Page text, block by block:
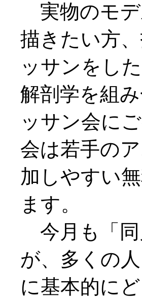
実物のモデ
描きたい方
ッサンをし
解剖学を組
ッサン会に
会は若手の
加しやすい
ます。
今月も「同
が、多くの
に基本的に